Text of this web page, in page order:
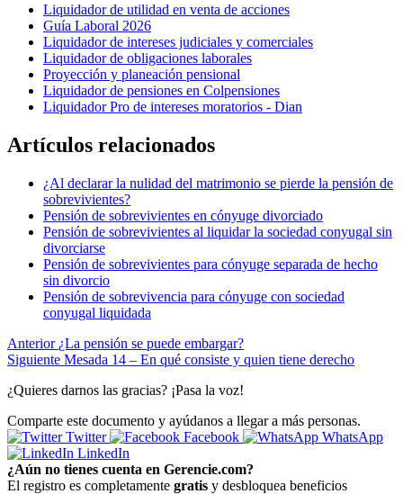
Liquidador de utilidad en venta de acciones
Guía Laboral 2026
Liquidador de intereses judiciales y comerciales
Liquidador de obligaciones laborales
Proyección y planeación pensional
Liquidador de pensiones en Colpensiones
Liquidador Pro de intereses moratorios - Dian
Artículos relacionados
¿Al declarar la nulidad del matrimonio se pierde la pensión de
sobrevivientes?
Pensión de sobrevivientes en cónyuge divorciado
Pensión de sobrevivientes al liquidar la sociedad conyugal sin
divorciarse
Pensión de sobrevivientes para cónyuge separada de hecho
sin divorcio
Pensión de sobrevivencia para cónyuge con sociedad
conyugal liquidada
Anterior ¿La pensión se puede embargar?
Siguiente Mesada 14 – En qué consiste y quien tiene derecho
¿Quieres darnos las gracias? ¡Pasa la voz!
Comparte este documento y ayúdanos a llegar a más personas.
Twitter
Facebook
WhatsApp
LinkedIn
¿Aún no tienes cuenta en Gerencie.com?
El registro es completamente gratis y desbloquea beneficios